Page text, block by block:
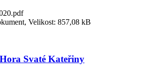
Velikost: 857,08 kB
Svaté Kateřiny